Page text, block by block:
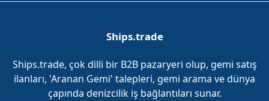
Ships.trade
Ships.trade, çok dilli bir B2B pazaryeri olup, gemi satış
ilanları, 'Aranan Gemi' talepleri, gemi arama ve dünya
çapında denizcilik iş bağlantıları sunar.